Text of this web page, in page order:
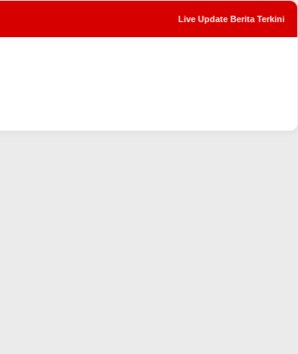
Live Update Berita Terkini